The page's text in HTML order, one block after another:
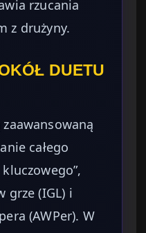
rzucania
z drużyny.
DUETU
całego
grze (IGL) i
(AWPer). W